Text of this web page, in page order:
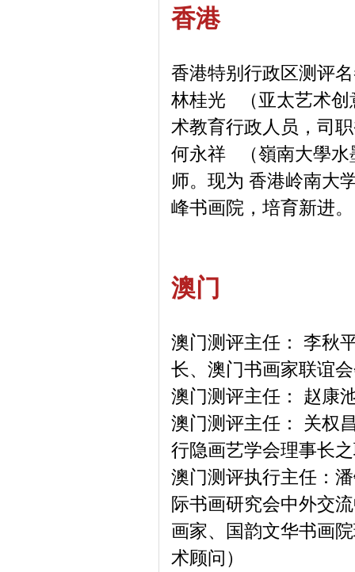
香港
香港特别行政区测评
林桂光 （亚太艺术创
术教育行政人员，司
何永祥 （嶺南大學水
师。现为 香港岭南大
峰书画院，培育新进
澳门
澳门测评主任： 李秋
长、澳门书画家联谊
澳门测评主任： 赵康
澳门测评主任： 关权
行隐画艺学会理事长
澳门测评执行主任：
际书画研究会中外交
画家、国韵文华书画
术顾问）